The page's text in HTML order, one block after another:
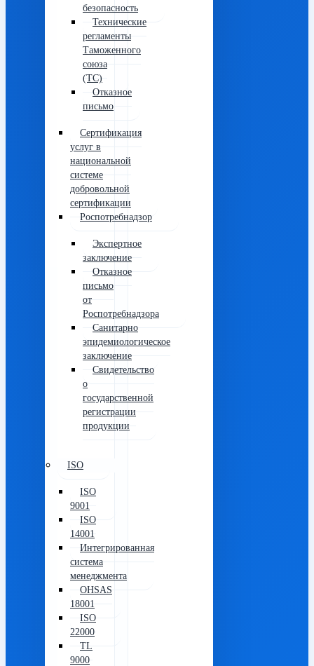
безопасность
Технические
регламенты
Таможенного
союза
(ТС)
Отказное
письмо
Сертификация
услуг в
национальной
системе
добровольной
сертификации
Роспотребнадзор
Экспертное
заключение
Отказное
письмо
от
Роспотребнадзора
Санитарно
эпидемиологическое
заключение
Свидетельство
о
государственной
регистрации
продукции
ISO
ISO
9001
ISO
14001
Интегрированная
система
менеджмента
OHSAS
18001
ISO
22000
TL
9000